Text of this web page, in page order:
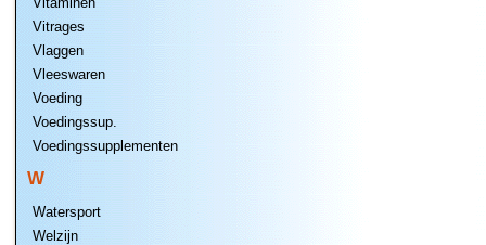
Vitrages
Vlaggen
Vleeswaren
Voeding
Voedingssup.
Voedingssupplementen
W
Watersport
Welzijn